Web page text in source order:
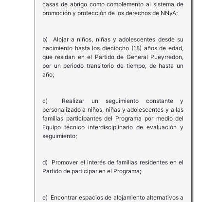
casas de abrigo como complemento al sistema de
promoción y protección de los derechos de NNyA;
b) Alojar a niños, niñas y adolescentes desde su
nacimiento hasta los dieciocho (18) años de edad,
que residan en el Partido de General Pueyrredon,
por un periodo transitorio de tiempo, de hasta un
año;
c) Realizar un seguimiento constante y
personalizado a niños, niñas y adolescentes y a las
familias participantes del Programa por medio del
Equipo técnico interdisciplinario de evaluación y
seguimiento;
d) Promover el interés de familias residentes en el
Partido de participar en el Programa;
e) Encontrar espacios de alojamiento alternativos a